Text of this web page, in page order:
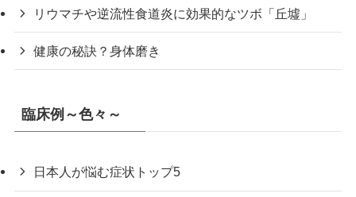
リウマチや逆流性食道炎に効果的なツボ「丘墟」
健康の秘訣？身体磨き
臨床例～色々～
日本人が悩む症状トップ5